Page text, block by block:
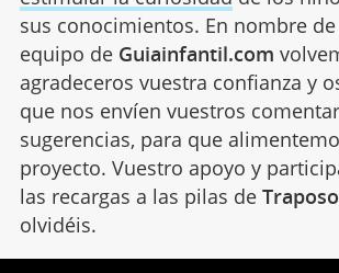
sus conocimientos. En nombre
equipo de Guiainfantil.com
agradeceros vuestra confianza y
que nos envíen vuestros
sugerencias, para que
proyecto. Vuestro apoyo y
las recargas a las pilas de Traposo
olvidéis.